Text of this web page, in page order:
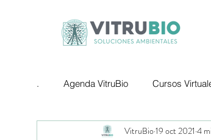
. Agenda VitruBio Cursos
VitruBio19 oct 2021 4